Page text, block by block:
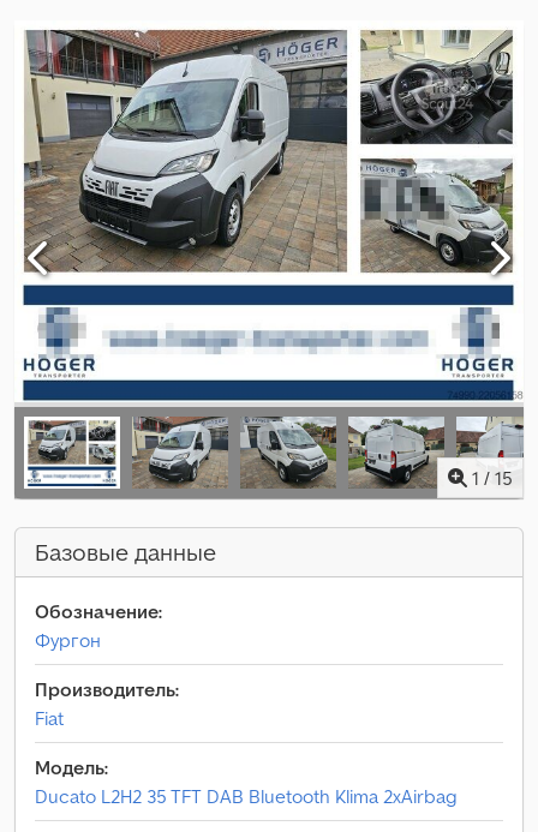
1 / 15
Базовые данные
Обозначение:
Фургон
Производитель:
Fiat
Модель:
Ducato L2H2 35 TFT DAB Bluetooth Klima 2xAirbag